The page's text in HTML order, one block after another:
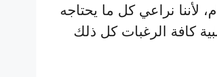
لأننا نراعي كل ما يحتاجه
كافة الرغبات كل ذلك